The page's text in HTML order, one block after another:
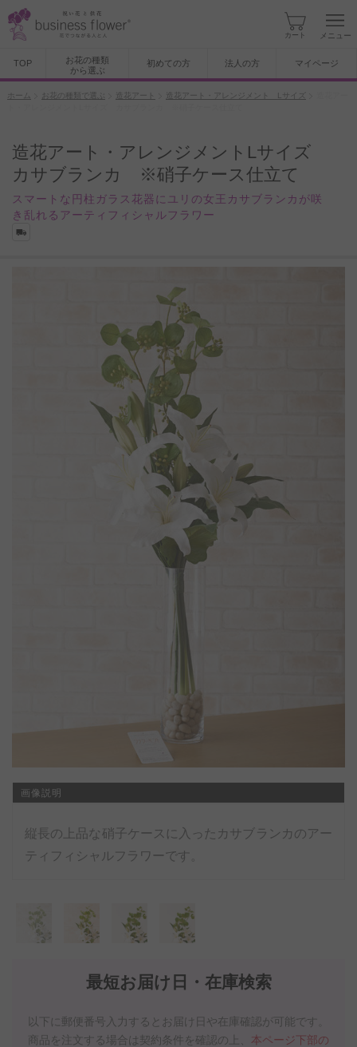
カート メニュー
TOP
お花の種類
から選ぶ
初めての方 法人の方 マイページ
ホーム お花の種類で選ぶ 造花アート 造花アート・アレンジメント Lサイズ
造花アート・アレンジメントLサイズ
カサブランカ ※硝子ケース仕立て
スマートな円柱ガラス花器にユリの女王カサブランカが咲
き乱れるアーティフィシャルフラワー
最短お届け日・在庫検索
以下に郵便番号入力するとお届け日や在庫確認が可能です。
商品を注文する場合は契約条件を確認の上、 本ページ下部の
画像説明
縦長の上品な硝子ケースに入ったカサブランカのアー
ティフィシャルフラワーです。